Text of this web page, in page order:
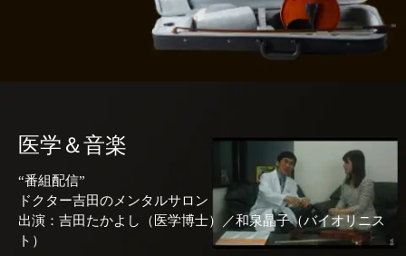
医学＆音楽
“番組配信”
ドクター吉田のメンタルサロン
出演：吉田たかよし（医学博士）／和泉晶子（バイオリニス
ト）